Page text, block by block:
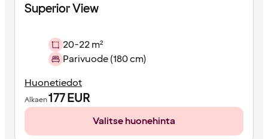
Superior View
20-22 m²
Parivuode (180 cm)
Huonetiedot
Alkaen177EUR
Valitse huonehinta